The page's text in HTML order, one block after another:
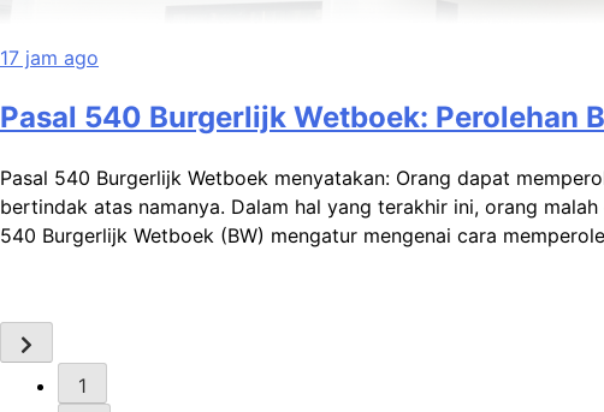
17 jam ago
Pasal 60 KUHAP: Pemberitahuan
Pasal 60 KUHP menyatakan: (1) Pemberitahuan dimulainya
Penyidikan dimulai. (2) Dalam waktu paling lama 3 (tiga) Hari
1